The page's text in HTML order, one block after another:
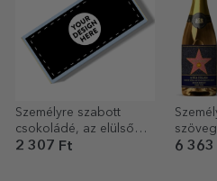
Személyre szabott
csokoládé, az elülső
oldalán a saját
2 307 Ft
pezsgő
6 363